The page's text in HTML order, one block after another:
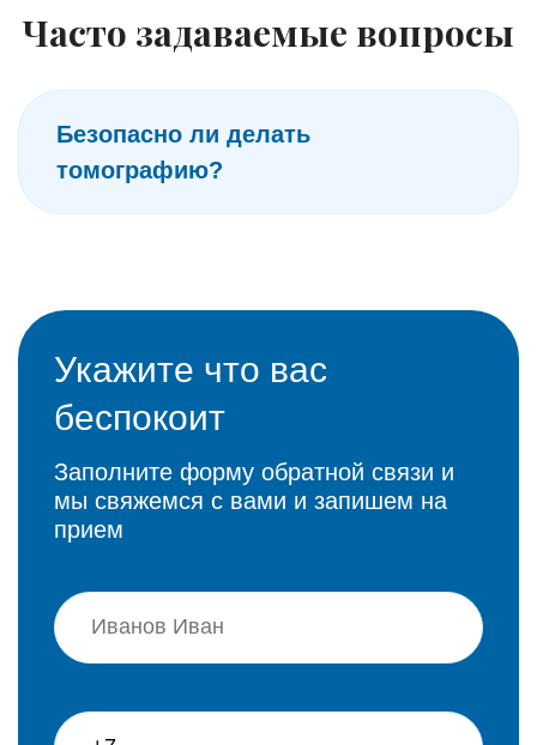
Часто задаваемые вопросы
Безопасно ли делать
томографию?
Укажите что вас
беспокоит
Заполните форму обратной связи и
мы свяжемся с вами и запишем на
прием